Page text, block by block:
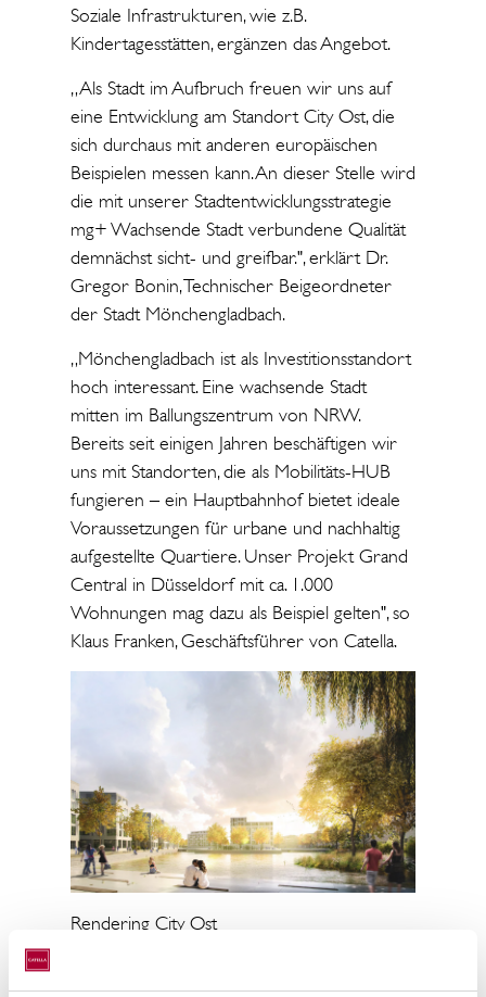
Soziale Infrastrukturen, wie z.B.
Kindertagesstätten, ergänzen das Angebot.
„Als Stadt im Aufbruch freuen wir uns auf
eine Entwicklung am Standort City Ost, die
sich durchaus mit anderen europäischen
Beispielen messen kann. An dieser Stelle wird
die mit unserer Stadtentwicklungsstrategie
mg+ Wachsende Stadt verbundene Qualität
demnächst sicht- und greifbar.", erklärt Dr.
Gregor Bonin, Technischer Beigeordneter
der Stadt Mönchengladbach.
„Mönchengladbach ist als Investitionsstandort
hoch interessant. Eine wachsende Stadt
mitten im Ballungszentrum von NRW.
Bereits seit einigen Jahren beschäftigen wir
uns mit Standorten, die als Mobilitäts-HUB
fungieren – ein Hauptbahnhof bietet ideale
Voraussetzungen für urbane und nachhaltig
aufgestellte Quartiere. Unser Projekt Grand
Central in Düsseldorf mit ca. 1.000
Wohnungen mag dazu als Beispiel gelten", so
Klaus Franken, Geschäftsführer von Catella.
Rendering City Ost